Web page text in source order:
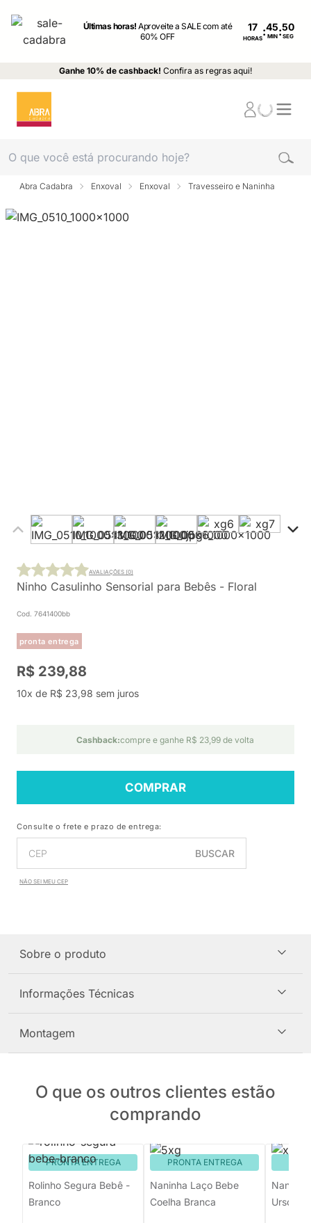
Últimas horas!Aproveite a SALE com até
60% OFF
17
HORAS: MIN : SEG
Ganhe 10% de cashback! Confira as regras aqui!
Abra Cadabra Enxoval Enxoval Travesseiro e Naninha
Ninho Casulinho Sensorial para Bebês - Floral
Cod. 7641400bb
pronta entrega
AVALIAÇÕES (0)
R$ 239,88
10x de R$ 23,98 sem juros
Cashback:compre e ganhe R$ 23,99 de volta
COMPRAR
Consulte o frete e prazo de entrega:
BUSCAR
NÃO SEI MEU CEP
Sobre o produto
Informações Técnicas
Montagem
O que os outros clientes estão
comprando
PRONTA ENTREGA
Rolinho Segura Bebê -
Branco
PRONTA ENTREGA
Naninha Laço Bebe
Coelha Branca
Urso